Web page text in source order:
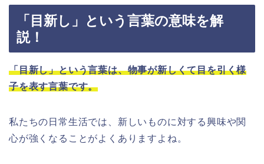
「目新し」という言葉の意味を解
説！
「目新し」という言葉は、物事が新しくて目を引く様
子を表す言葉です。
私たちの日常生活では、新しいものに対する興味や関
心が強くなることがよくありますよね。